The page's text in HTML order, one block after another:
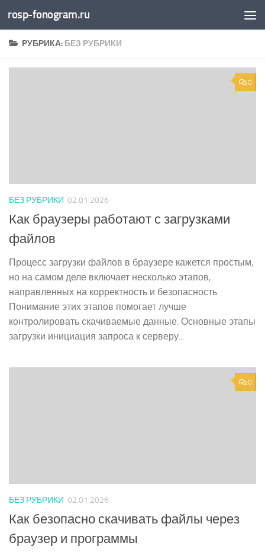
Перейти к содержимому
rosp-fonogram.ru
РУБРИКА: БЕЗ РУБРИКИ
0
БЕЗ РУБРИКИ 02.01.2026
Как браузеры работают с загрузками
файлов
Процесс загрузки файлов в браузере кажется простым,
но на самом деле включает несколько этапов,
направленных на корректность и безопасность.
Понимание этих этапов помогает лучше
контролировать скачиваемые данные. Основные этапы
загрузки инициация запроса к серверу...
0
БЕЗ РУБРИКИ 02.01.2026
Как безопасно скачивать файлы через
браузер и программы